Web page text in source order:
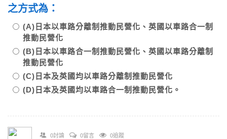
之方式為：
(A)日本以車路分離制推動民營化、英國以車路合一制
推動民營化
(B)日本以車路合一制推動民營化、英國以車路分離制
推動民營化
(C)日本及英國均以車路分離制推動民營化
(D)日本及英國均以車路合一制推動民營化。
0討論 0留言 0追蹤